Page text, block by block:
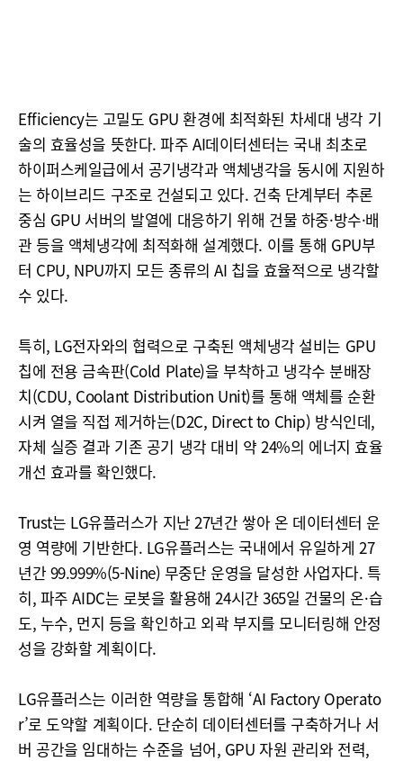
Efficiency는 고밀도 GPU 환경에 최적화된 차세대 냉각 기
술의 효율성을 뜻한다. 파주 AI데이터센터는 국내 최초로
하이퍼스케일급에서 공기냉각과 액체냉각을 동시에 지원하
는 하이브리드 구조로 건설되고 있다. 건축 단계부터 추론
중심 GPU 서버의 발열에 대응하기 위해 건물 하중·방수·배
관 등을 액체냉각에 최적화해 설계했다. 이를 통해 GPU부
터 CPU, NPU까지 모든 종류의 AI 칩을 효율적으로 냉각할
수 있다.
특히, LG전자와의 협력으로 구축된 액체냉각 설비는 GPU
칩에 전용 금속판(Cold Plate)을 부착하고 냉각수 분배장
치(CDU, Coolant Distribution Unit)를 통해 액체를 순환
시켜 열을 직접 제거하는(D2C, Direct to Chip) 방식인데,
자체 실증 결과 기존 공기 냉각 대비 약 24%의 에너지 효율
개선 효과를 확인했다.
Trust는 LG유플러스가 지난 27년간 쌓아 온 데이터센터 운
영 역량에 기반한다. LG유플러스는 국내에서 유일하게 27
년간 99.999%(5-Nine) 무중단 운영을 달성한 사업자다. 특
히, 파주 AIDC는 로봇을 활용해 24시간 365일 건물의 온·습
도, 누수, 먼지 등을 확인하고 외곽 부지를 모니터링해 안정
성을 강화할 계획이다.
LG유플러스는 이러한 역량을 통합해 ‘AI Factory Operato
r’로 도약할 계획이다. 단순히 데이터센터를 구축하거나 서
버 공간을 임대하는 수준을 넘어, GPU 자원 관리와 전력,